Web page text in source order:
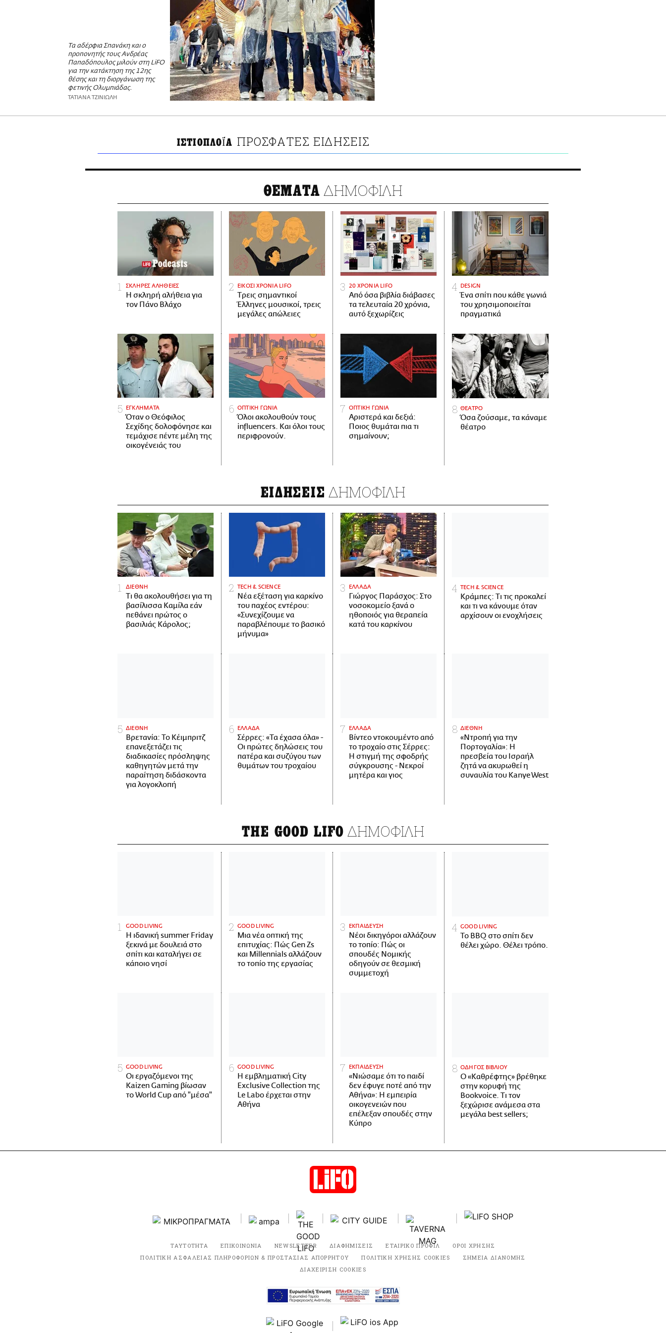
Τα αδέρφια Σπανάκη και ο
προπονητής τους Ανδρέας
Παπαδόπουλος μιλούν στη LiFO
για την κατάκτηση της 12ης
θέσης και τη διοργάνωση της
φετινής Ολυμπιάδας.
ΤΑΤΙΑΝΑ ΤΖΙΝΙΩΛΗ
ΙΣΤΙΟΠΛΟΪ́Α ΠΡΟΣΦΑΤΕΣ ΕΙΔΗΣΕΙΣ
ΘΕΜΑΤΑ ΔΗΜΟΦΙΛΗ
ΣΚΛΗΡΕΣ ΑΛΗΘΕΙΕΣ
H σκληρή αλήθεια για
τον Πάνο Βλάχο
ΕΙΚΟΣΙ ΧΡΟΝΙΑ LIFO
Tρεις σημαντικοί
Έλληνες μουσικοί, τρεις
μεγάλες απώλειες
20 ΧΡΟΝΙΑ LIFO
Από όσα βιβλία διάβασες
τα τελευταία 20 χρόνια,
αυτό ξεχωρίζεις
DESIGN
Ένα σπίτι που κάθε γωνιά
του χρησιμοποιείται
πραγματικά
ΕΓΚΛΗΜΑΤΑ
Όταν ο Θεόφιλος
Σεχίδης δολοφόνησε και
τεμάχισε πέντε μέλη της
οικογένειάς του
ΟΠΤΙΚΗ ΓΩΝΙΑ
Όλοι ακολουθούν τους
influencers. Και όλοι τους
περιφρονούν.
ΟΠΤΙΚΗ ΓΩΝΙΑ
Αριστερά και δεξιά:
Ποιος θυμάται πια τι
σημαίνουν;
ΘΕΑΤΡΟ
Όσα ζούσαμε, τα κάναμε
θέατρο
ΕΙΔΗΣΕΙΣ ΔΗΜΟΦΙΛΗ
ΔΙΕΘΝΗ
Τι θα ακολουθήσει για τη
βασίλισσα Καμίλα εάν
πεθάνει πρώτος ο
βασιλιάς Κάρολος;
ΤECH & SCIENCE
Νέα εξέταση για καρκίνο
του παχέος εντέρου:
«Συνεχίζουμε να
παραβλέπουμε το βασικό
μήνυμα»
ΕΛΛΑΔΑ
Γιώργος Παράσχος: Στο
νοσοκομείο ξανά ο
ηθοποιός για θεραπεία
κατά του καρκίνου
ΤECH & SCIENCE
Κράμπες: Τι τις προκαλεί
και τι να κάνουμε όταν
αρχίσουν οι ενοχλήσεις
ΔΙΕΘΝΗ
Βρετανία: Το Κέιμπριτζ
επανεξετάζει τις
διαδικασίες πρόσληψης
καθηγητών μετά την
παραίτηση διδάσκοντα
για λογοκλοπή
ΕΛΛΑΔΑ
Σέρρες: «Τα έχασα όλα» -
Οι πρώτες δηλώσεις του
πατέρα και συζύγου των
θυμάτων του τροχαίου
ΕΛΛΑΔΑ
Βίντεο ντοκουμέντο από
το τροχαίο στις Σέρρες:
Η στιγμή της σφοδρής
σύγκρουσης - Νεκροί
μητέρα και γιος
ΔΙΕΘΝΗ
«Ντροπή για την
Πορτογαλία»: Η
πρεσβεία του Ισραήλ
ζητά να ακυρωθεί η
συναυλία του Kanye West
THE GOOD LIFO ΔΗΜΟΦΙΛΗ
GOOD LIVING
Η ιδανική summer Friday
ξεκινά με δουλειά στο
σπίτι και καταλήγει σε
κάποιο νησί
GOOD LIVING
Μια νέα οπτική της
επιτυχίας: Πώς Gen Zs
και Millennials αλλάζουν
το τοπίο της εργασίας
ΕΚΠΑΙΔΕΥΣΗ
Νέοι δικηγόροι αλλάζουν
το τοπίο: Πώς οι
σπουδές Νομικής
οδηγούν σε θεσμική
συμμετοχή
GOOD LIVING
Το BBQ στο σπίτι δεν
θέλει χώρο. Θέλει τρόπο.
GOOD LIVING
Οι εργαζόμενοι της
Kaizen Gaming βίωσαν
το World Cup από "μέσα"
GOOD LIVING
Η εμβληματική City
Exclusive Collection της
Le Labo έρχεται στην
Αθήνα
ΕΚΠΑΙΔΕΥΣΗ
«Νιώσαμε ότι το παιδί
δεν έφυγε ποτέ από την
Αθήνα»: Η εμπειρία
οικογενειών που
επέλεξαν σπουδές στην
Κύπρο
ΟΔΗΓΟΣ ΒΙΒΛΙΟΥ
Ο «Καθρέφτης» βρέθηκε
στην κορυφή της
Bookvoice. Τι τον
ξεχώρισε ανάμεσα στα
μεγάλα best sellers;
ΤΑΥΤΟΤΗΤΑ ΕΠΙΚΟΙΝΩΝΙΑ NEWSLETTER ΔΙΑΦΗΜΙΣΕΙΣ ΕΤΑΙΡΙΚΟ ΠΡΟΦΙΛ
ΟΡΟΙ ΧΡΗΣΗΣ
ΠΟΛΙΤΙΚΗ ΑΣΦΑΛΕΙΑΣ ΠΛΗΡΟΦΟΡΙΩΝ & ΠΡΟΣΤΑΣΙΑΣ ΑΠΟΡΡΗΤΟΥ
ΠΟΛΙΤΙΚΗ ΧΡΗΣΗΣ COOKIES
ΣΗΜΕΙΑ ΔΙΑΝΟΜΗΣ
ΔΙΑΧΕΙΡΙΣΗ COOKIES